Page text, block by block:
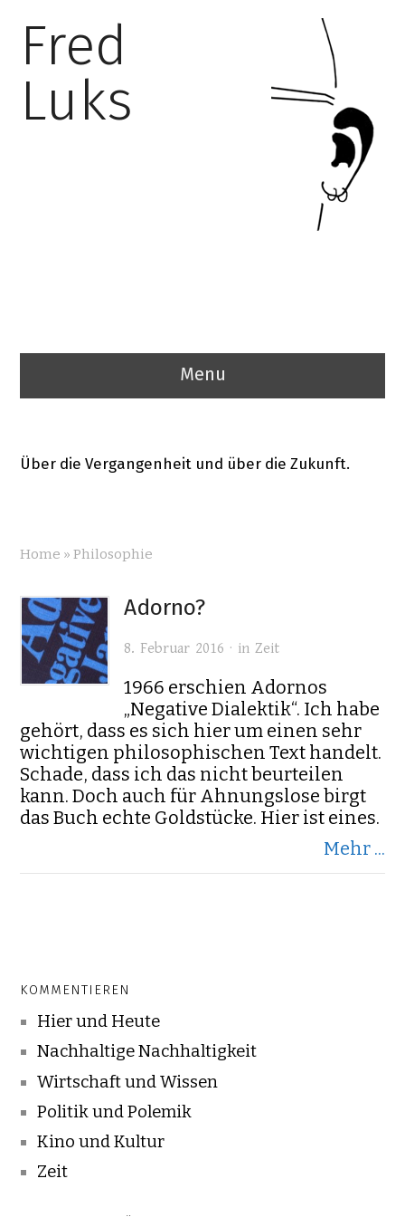
Fred
Luks
Menu
Über die Vergangenheit und über die Zukunft.
Home » Philosophie
Adorno?
8. Februar 2016 · in Zeit
1966 erschien Adornos
„Negative Dialektik“. Ich habe
gehört, dass es sich hier um einen sehr
wichtigen philosophischen Text handelt.
Schade, dass ich das nicht beurteilen
kann. Doch auch für Ahnungslose birgt
das Buch echte Goldstücke. Hier ist eines.
Mehr ...
KOMMENTIEREN
Hier und Heute
Nachhaltige Nachhaltigkeit
Wirtschaft und Wissen
Politik und Polemik
Kino und Kultur
Zeit